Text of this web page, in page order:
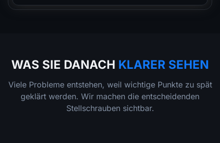
WAS SIE DANACH KLARER SEHEN
Viele Probleme entstehen, weil wichtige Punkte zu spät
geklärt werden. Wir machen die entscheidenden
Stellschrauben sichtbar.